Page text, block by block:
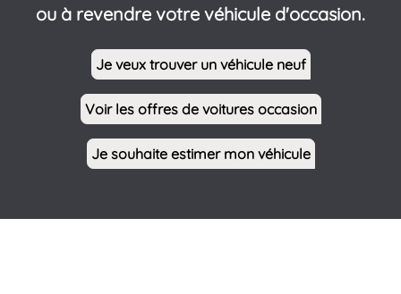
ou à revendre votre véhicule d'occasion.
Je veux trouver un véhicule neuf
Voir les offres de voitures occasion
Je souhaite estimer mon véhicule